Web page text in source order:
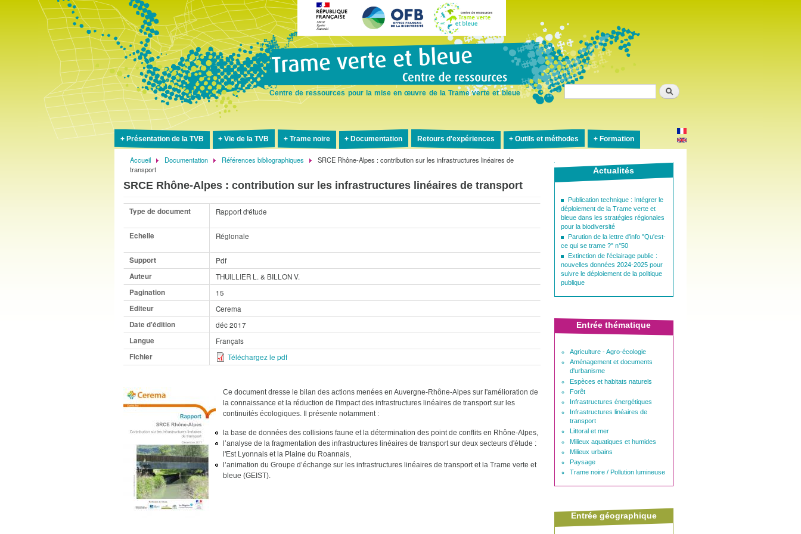
au
contenu
Centre de ressources pour la mise en œuvre de la Trame verte et bleue
Présentation de la TVB Vie de la TVB Trame noire Documentation Retours d'expériences Outils et méthodes Formation
Fil
d'Ariane
Accueil Documentation Références bibliographiques
SRCE Rhône-Alpes : contribution sur les infrastructures linéaires de
transport
SRCE Rhône-Alpes : contribution sur les infrastructures linéaires de transport
Type de document Rapport d'étude
Echelle Régionale
Support
Pdf
Auteur
THUILLIER L. & BILLON V.
Pagination
15
Editeur
Cerema
Date d'édition
déc 2017
Langue
Français
Fichier
Téléchargez le pdf
Ce document dresse le bilan des actions menées en Auvergne-Rhône-Alpes sur l'amélioration de
la connaissance et la réduction de l'impact des infrastructures linéaires de transport sur les
continuités écologiques. Il présente notamment :
la base de données des collisions faune et la détermination des point de conflits en Rhône-Alpes,
l’analyse de la fragmentation des infrastructures linéaires de transport sur deux secteurs d'étude :
l'Est Lyonnais et la Plaine du Roannais,
l’animation du Groupe d’échange sur les infrastructures linéaires de transport et la Trame verte et
bleue (GEIST).
Actualités
Publication technique : Intégrer le
déploiement de la Trame verte et
bleue dans les stratégies régionales
pour la biodiversité
Parution de la lettre d'info "Qu'est-
ce qui se trame ?" n°50
Extinction de l'éclairage public :
nouvelles données 2024-2025 pour
suivre le déploiement de la politique
publique
Entrée thématique
Agriculture - Agro-écologie
Aménagement et documents
d'urbanisme
Espèces et habitats naturels
Forêt
Infrastructures énergétiques
Infrastructures linéaires de
transport
Littoral et mer
Milieux aquatiques et humides
Milieux urbains
Paysage
Trame noire / Pollution lumineuse
Entrée géographique